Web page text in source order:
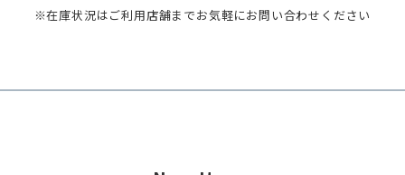
※在庫状況はご利用店舗までお気軽にお問い合わせください